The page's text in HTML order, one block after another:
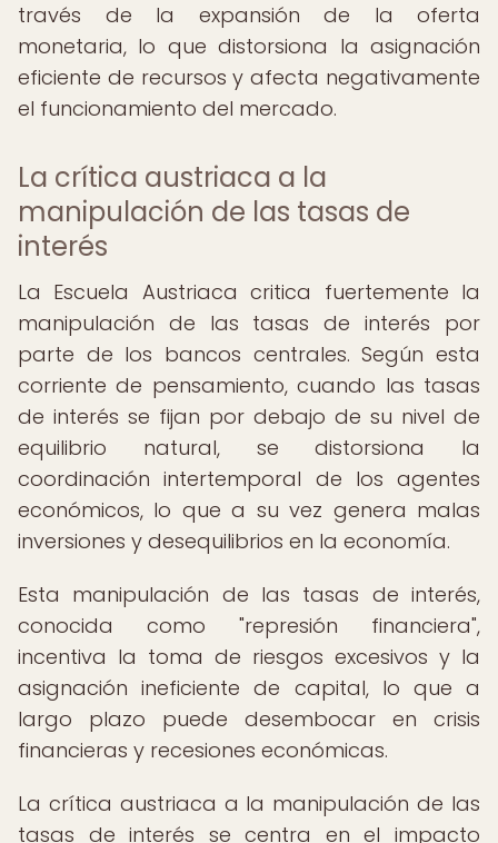
través de la expansión de la oferta
monetaria, lo que distorsiona la asignación
eficiente de recursos y afecta negativamente
el funcionamiento del mercado.
La crítica austriaca a la
manipulación de las tasas de
interés
La Escuela Austriaca critica fuertemente la
manipulación de las tasas de interés por
parte de los bancos centrales. Según esta
corriente de pensamiento, cuando las tasas
de interés se fijan por debajo de su nivel de
equilibrio natural, se distorsiona la
coordinación intertemporal de los agentes
económicos, lo que a su vez genera malas
inversiones y desequilibrios en la economía.
Esta manipulación de las tasas de interés,
conocida como "represión financiera",
incentiva la toma de riesgos excesivos y la
asignación ineficiente de capital, lo que a
largo plazo puede desembocar en crisis
financieras y recesiones económicas.
La crítica austriaca a la manipulación de las
tasas de interés se centra en el impacto